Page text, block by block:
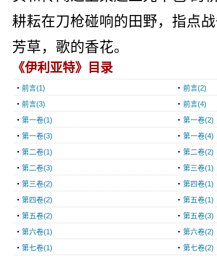
耕耘在刀枪碰响的田野，指点
芳草，歌的香花。
《伊利亚特》目录
前言(1) 前言(2)
前言(3) 前言(4)
第一卷(1) 第一卷(2)
第一卷(3) 第一卷(4)
第二卷(1) 第二卷(2)
第二卷(3) 第三卷(1)
第三卷(2) 第四卷(1)
第四卷(2) 第五卷(1)
第五卷(2) 第五卷(3)
第六卷(1) 第六卷(2)
第七卷(1) 第七卷(2)